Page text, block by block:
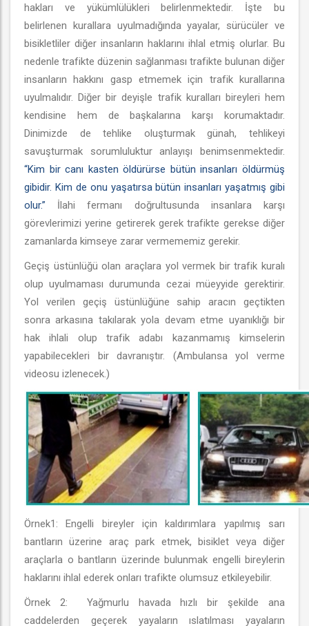
hakları ve yükümlülükleri belirlenmektedir. İşte bu
belirlenen kurallara uyulmadığında yayalar, sürücüler ve
bisikletliler diğer insanların haklarını ihlal etmiş olurlar. Bu
nedenle trafikte düzenin sağlanması trafikte bulunan diğer
insanların hakkını gasp etmemek için trafik kurallarına
uyulmalıdır. Diğer bir deyişle trafik kuralları bireyleri hem
kendisine hem de başkalarına karşı korumaktadır.
Dinimizde de tehlike oluşturmak günah, tehlikeyi
savuşturmak sorumluluktur anlayışı benimsenmektedir.
“Kim bir canı kasten öldürürse bütün insanları öldürmüş
gibidir. Kim de onu yaşatırsa bütün insanları yaşatmış gibi
olur.” İlahi fermanı doğrultusunda insanlara karşı
görevlerimizi yerine getirerek gerek trafikte gerekse diğer
zamanlarda kimseye zarar vermememiz gerekir.
Geçiş üstünlüğü olan araçlara yol vermek bir trafik kuralı
olup uyulmaması durumunda cezai müeyyide gerektirir.
Yol verilen geçiş üstünlüğüne sahip aracın geçtikten
sonra arkasına takılarak yola devam etme uyanıklığı bir
hak ihlali olup trafik adabı kazanmamış kimselerin
yapabilecekleri bir davranıştır. (Ambulansa yol verme
videosu izlenecek.)
Örnek1: Engelli bireyler için kaldırımlara yapılmış sarı
bantların üzerine araç park etmek, bisiklet veya diğer
araçlarla o bantların üzerinde bulunmak engelli bireylerin
haklarını ihlal ederek onları trafikte olumsuz etkileyebilir.
Örnek 2: Yağmurlu havada hızlı bir şekilde ana
caddelerden geçerek yayaların ıslatılması yayaların